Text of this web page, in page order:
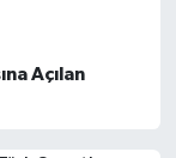
Açılan